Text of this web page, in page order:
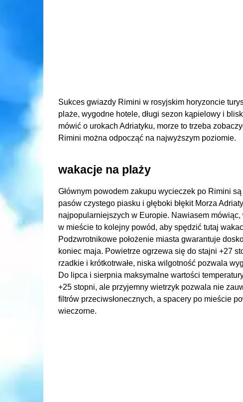
Sukces gwiazdy Rimini w rosyjskim horyzoncie
plaże, wygodne hotele, długi sezon kąpielowy i
mówić o urokach Adriatyku, morze to trzeba
Rimini można odpocząć na najwyższym poziomie.
wakacje na plaży
Głównym powodem zakupu wycieczek po Rimini
pasów czystego piasku i głęboki błękit Morza
najpopularniejszych w Europie. Nawiasem
w mieście to kolejny powód, aby spędzić tutaj
Podzwrotnikowe położenie miasta gwarantuje
koniec maja. Powietrze ogrzewa się do stajni +27
rzadkie i krótkotrwałe, niska wilgotność pozwala
Do lipca i sierpnia maksymalne wartości
+25 stopni, ale przyjemny wietrzyk pozwala nie
filtrów przeciwsłonecznych, a spacery po mieście
wieczorne.